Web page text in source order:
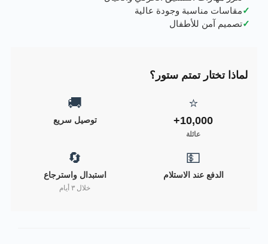
✓مقاسات مناسبة وجودة عالية
✓تصميم آمن للأطفال
لماذا تختار تمتم ستور؟
⭐
10,000+
عائلة
🚚
توصيل سريع
💵
الدفع عند الاستلام
🔄
استبدال واسترجاع
خلال ٣ أيام